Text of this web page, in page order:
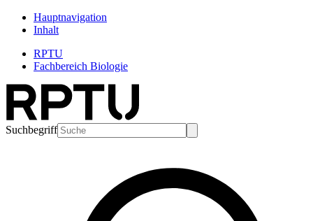
Hauptnavigation
Inhalt
RPTU
Fachbereich Biologie
Suchbegriff